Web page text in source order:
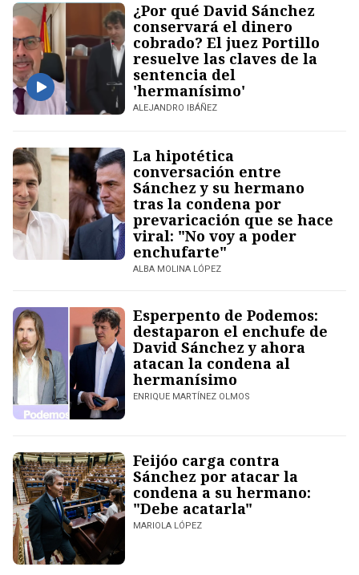
¿Por qué David Sánchez
conservará el dinero
cobrado? El juez Portillo
resuelve las claves de la
sentencia del
'hermanísimo'
ALEJANDRO IBÁÑEZ
La hipotética
conversación entre
Sánchez y su hermano
tras la condena por
prevaricación que se hace
viral: "No voy a poder
enchufarte"
ALBA MOLINA LÓPEZ
Esperpento de Podemos:
destaparon el enchufe de
David Sánchez y ahora
atacan la condena al
hermanísimo
ENRIQUE MARTÍNEZ OLMOS
Feijóo carga contra
Sánchez por atacar la
condena a su hermano:
"Debe acatarla"
MARIOLA LÓPEZ